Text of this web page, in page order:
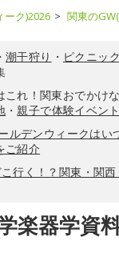
ーク)2026 関東の
・ 潮干狩り ・ ピクニック
これ！関東おでかけ
・親子で体験イベント
ルデンウィークはい
ご紹介
行く！？関東・関
楽器学資